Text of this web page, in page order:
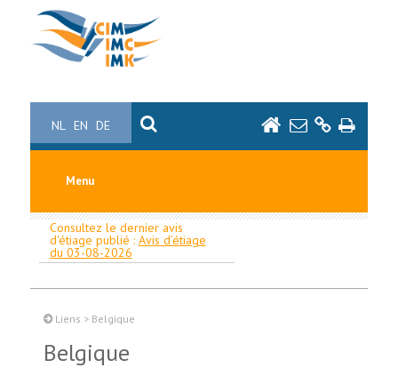
NL EN DE
Menu
Consultez le dernier avis
d'étiage publié : Avis d’étiage
du 03-08-2026
Liens > Belgique
Belgique